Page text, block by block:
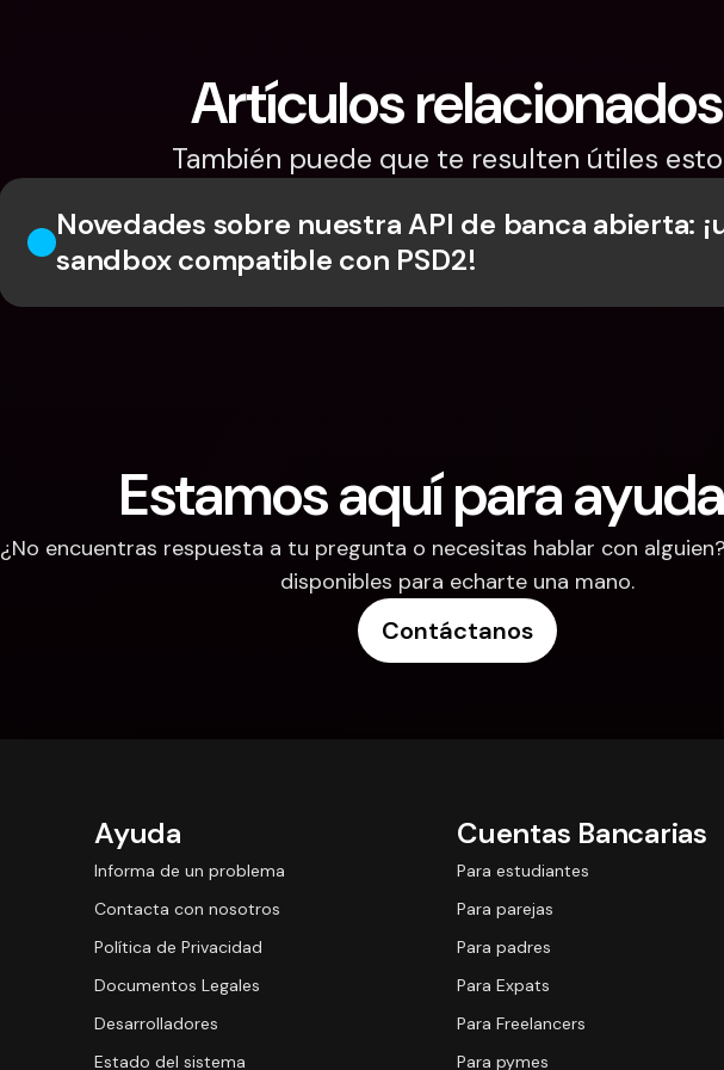
Artículos relacionados
También puede que te resulten útiles
Novedades sobre nuestra API de banca abierta:
sandbox compatible con PSD2!
Estamos aquí para
¿No encuentras respuesta a tu pregunta o necesitas hablar con
disponibles para echarte una mano.
Contáctanos
Ayuda
Informa de un problema
Contacta con nosotros
Política de Privacidad
Documentos Legales
Desarrolladores
Estado del sistema
Cuentas Bancarias
Para estudiantes
Para parejas
Para padres
Para Expats
Para Freelancers
Para pymes